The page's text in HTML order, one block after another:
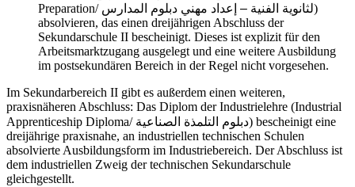
Preparation/ دبلوم المدارس لثانوية الفنية – إعداد مهني)
absolvieren, das einen dreijährigen Abschluss der
Sekundarschule II bescheinigt. Dieses ist explizit für den
Arbeitsmarktzugang ausgelegt und eine weitere Ausbildung
im postsekundären Bereich in der Regel nicht vorgesehen.
Im Sekundarbereich II gibt es außerdem einen weiteren,
praxisnäheren Abschluss: Das Diplom der Industrielehre (Industrial
Apprenticeship Diploma/ دبلوم التلمذة الصناعية) bescheinigt eine
dreijährige praxisnahe, an industriellen technischen Schulen
absolvierte Ausbildungsform im Industriebereich. Der Abschluss ist
dem industriellen Zweig der technischen Sekundarschule
gleichgestellt.